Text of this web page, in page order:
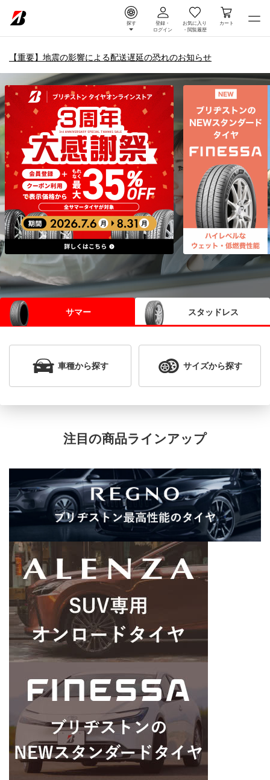
探す
登録・
ログイン
お気に入り
・ 閲覧履歴
カート
【重要】地震の影響による配送遅延の恐れのお知らせ
タイヤ＆ホイール通販 |
サマー スタッドレス
車種から探す サイズから探す
注目の商品ラインアップ